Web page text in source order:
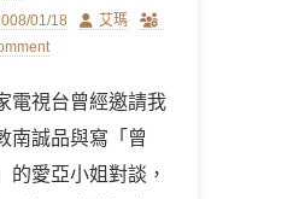
01/18 Author
艾瑪
電視台曾經邀請我
南誠品與寫「曾
的愛亞小姐對談，